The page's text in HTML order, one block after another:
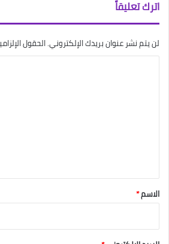
اترك تعليقاً
لن يتم نشر عنوان بريدك الإلكتروني.الحقول
*
الاسم*